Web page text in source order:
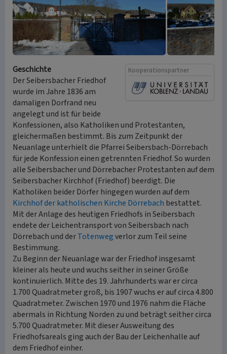
Kooperationspartner
Geschichte
Der Seibersbacher Friedhof
wurde im Jahre 1836 am
damaligen Dorfrand neu
angelegt und ist für beide
Konfessionen, also Katholiken und Protestanten,
gleichermaßen bestimmt. Bis zum Zeitpunkt der
Neuanlage unterhielt die Pfarrei Seibersbach-Dörrebach
für jede Konfession einen getrennten Friedhof. So wurden
alle Seibersbacher und Dörrebacher Protestanten auf dem
Seibersbacher Kirchhof (Friedhof) beerdigt. Die
Katholiken beider Dörfer hingegen wurden auf dem
Kirchhof der katholischen Kirche Dörrebach bestattet.
Mit der Anlage des heutigen Friedhofs in Seibersbach
endete der Leichentransport von Seibersbach nach
Dörrebach und derTotenwegverlor zum Teil seine
Bestimmung.
Zu Beginn der Neuanlage war der Friedhof insgesamt
kleiner als heute und wuchs seither in seiner Größe
kontinuierlich. Mitte des 19. Jahrhunderts war er circa
1.700 Quadratmeter groß, bis 1907 wuchs er auf circa 4.800
Quadratmeter. Zwischen 1970 und 1976 nahm die Fläche
abermals in Richtung Norden zu und beträgt seither circa
5.700 Quadratmeter. Mit dieser Ausweitung des
Friedhofsareals ging auch der Bau der Leichenhalle auf
dem Friedhof einher.